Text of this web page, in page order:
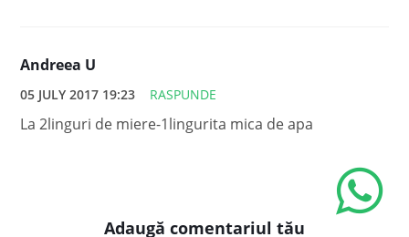
Andreea U
05 JULY 2017 19:23 RASPUNDE
La 2linguri de miere-1lingurita mica de apa
Adaugă comentariul tău